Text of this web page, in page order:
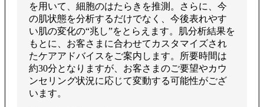
す
る
を用いて、細胞のはたらきを推測。さらに、今
の肌状態を分析するだけでなく、今後表れやす
い肌の変化の“兆し”をとらえます。肌分析結果を
もとに、お客さまに合わせてカスタマイズされ
たケアアドバイスをご案内します。所要時間は
約30分となりますが、お客さまのご要望やカウ
ンセリング状況に応じて変動する可能性がござ
います。